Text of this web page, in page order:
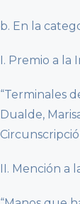
b. En la
I. Premio a la
“Terminales
Dualde,
II. Mención a